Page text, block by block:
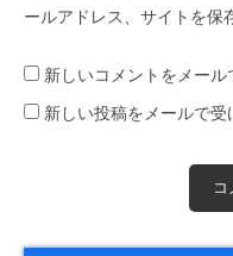
ールアドレス、サイトを保
新しいコメントをメール
新しい投稿をメールで受